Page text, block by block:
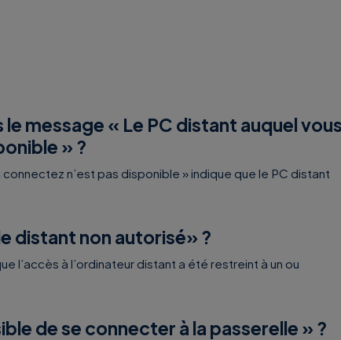
message « Le PC distant auquel vous
» ?
n’est pas disponible » indique que le PC distant
distant non autorisé» ?
l’accès à l’ordinateur distant a été restreint à un ou
de se connecter à la passerelle » ?